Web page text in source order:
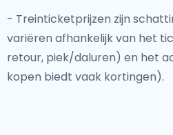
- Treinticketprijzen zijn
variëren afhankelijk van het
retour, piek/daluren) en het
kopen biedt vaak kortingen).